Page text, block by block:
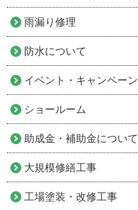
雨漏り修理
防水について
イベント・キャンペーン
ショールーム
助成金・補助金について
大規模修繕工事
工場塗装・改修工事